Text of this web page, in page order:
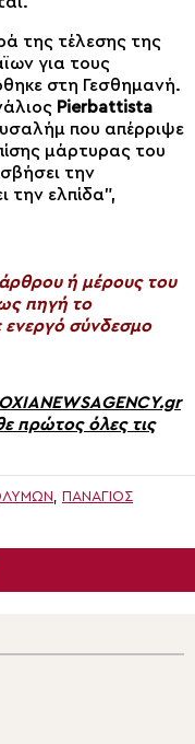
της τέλεσης της
για τους
στη Γεσθημανή.
Pierbattista
που απέρριψε
μάρτυρας του
την
ελπίδα”,
ή μέρους του
πηγή το
σύνδεσμο
πρώτος όλες τις
, ΠΑΝΆΓΙΟΣ